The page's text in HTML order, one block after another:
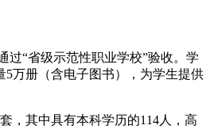
过“省级示范性职业学校”验收。学
万册（含电子图书），为学生提供
，其中具有本科学历的114人，高